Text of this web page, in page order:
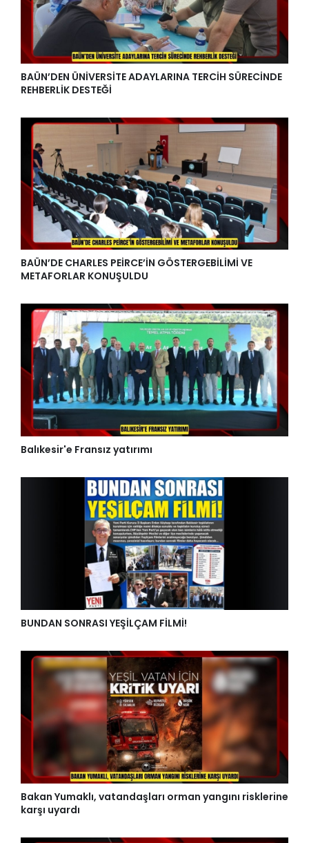
BAÜN’DEN ÜNİVERSİTE ADAYLARINA TERCİH SÜRECİNDE
REHBERLİK DESTEĞİ
BAÜN’DE CHARLES PEİRCE’İN GÖSTERGEBİLİMİ VE
METAFORLAR KONUŞULDU
Balıkesir'e Fransız yatırımı
BUNDAN SONRASI YEŞİLÇAM FİLMİ!
Bakan Yumaklı, vatandaşları orman yangını risklerine
karşı uyardı